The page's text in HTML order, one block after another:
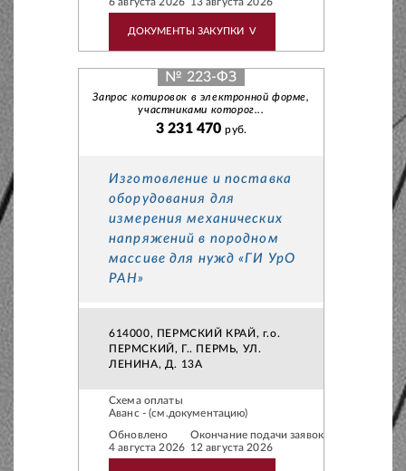
ДОКУМЕНТЫ ЗАКУПКИ V
№ 223-ФЗ
Запрос котировок в электронной форме,
участниками которог...
3 231 470руб.
Изготовление и поставка
оборудования для
измерения механических
напряжений в породном
массиве для нужд «ГИ УрО
РАН»
614000, ПЕРМСКИЙ КРАЙ, г.о.
ПЕРМСКИЙ, Г.. ПЕРМЬ, УЛ.
ЛЕНИНА, Д. 13А
Схема оплаты
Аванс - (см.документацию)
Обновлено
4 августа 2026
Окончание подачи заявок
12 августа 2026